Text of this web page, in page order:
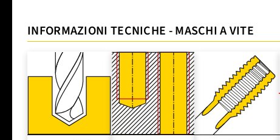
INFORMAZIONI TECNICHE - MASCHI A VITE